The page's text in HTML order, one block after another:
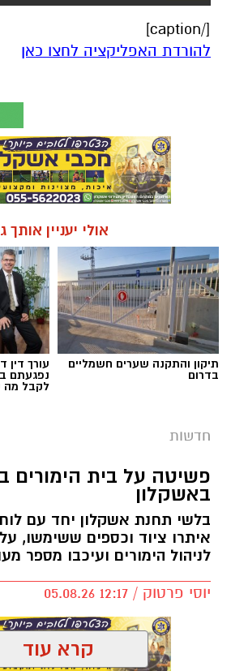
[/caption]
להורדת האפליקציה לחצו כאן
אולי יעניין אותך
תיקון והתקנה שערים חשמליים
בדרום
עורך דין
נפגעתם
לקבל מה
חדשות
פשיטה על בית הימורים
באשקלון
בלשי תחנת אשקלון יחד עם
איתרו ציוד וכספים ששימשו,
לניהול הימורים ועיכבו מספר
יוסי פרטוק / 12:17 05.08.26
קרא עוד